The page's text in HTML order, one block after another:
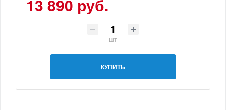
13 890 руб.
шт
КУПИТЬ